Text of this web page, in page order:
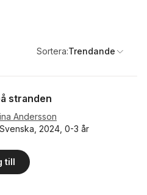
Sortera:Trendande
stranden
Andersson
2024, 0-3 år
till